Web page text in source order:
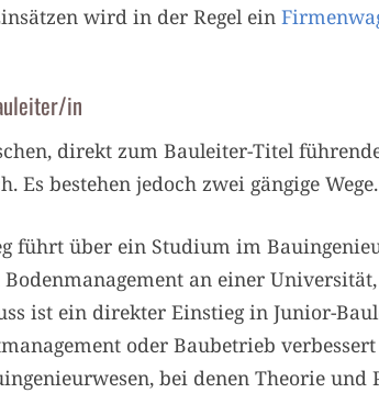
wird in der Regel ein
in
direkt zum Bauleiter-Titel
Es bestehen jedoch zwei gängige Wege.
führt über ein Studium im
an einer
ist ein direkter Einstieg in Junior-
oder Baubetrieb
bei denen Theorie